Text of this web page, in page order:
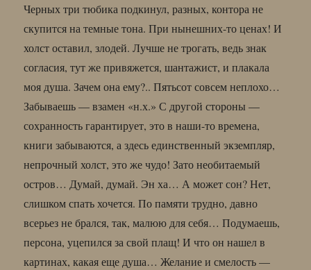
Черных три тюбика подкинул, разных, контора не
скупится на темные тона. При нынешних-то ценах! И
холст оставил, злодей. Лучше не трогать, ведь знак
согласия, тут же привяжется, шантажист, и плакала
моя душа. Зачем она ему?.. Пятьсот совсем неплохо…
Забываешь — взамен «н.х.» С другой стороны —
сохранность гарантирует, это в наши-то времена,
книги забываются, а здесь единственный экземпляр,
непрочный холст, это же чудо! Зато необитаемый
остров… Думай, думай. Эн ха… А может сон? Нет,
слишком спать хочется. По памяти трудно, давно
всерьез не брался, так, малюю для себя… Подумаешь,
персона, уцепился за свой плащ! И что он нашел в
картинах, какая еще душа… Желание и смелость —